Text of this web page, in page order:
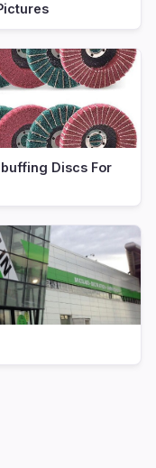
Discs For